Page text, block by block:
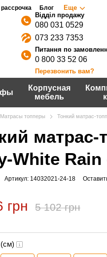
Блог Еще
080 031 0529
073 233 7353
0 800 33 52 06
Перезвонить вам?
Корпусная
мебель
Матрасы топперы Тонкий матрас-
матрас-
White Rain
Артикул: 14032021-24-18
грн 5 102 грн